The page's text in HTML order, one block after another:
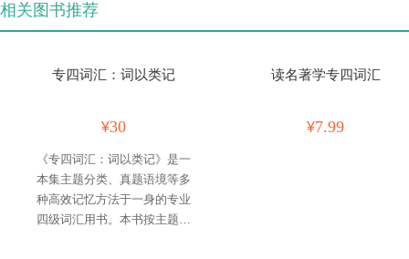
相关图书推荐
专四词汇：词以类记
¥30
《专四词汇：词以类记》是一
本集主题分类、真题语境等多
种高效记忆方法于一身的专业
四级词汇用书。本书按主题共
读名著学专四词汇
¥7.99